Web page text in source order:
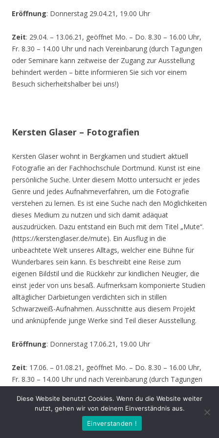
Eröffnung: Donnerstag 29.04.21, 19.00 Uhr
Zeit: 29.04. – 13.06.21, geöffnet Mo. – Do. 8.30 – 16.00 Uhr,
Fr. 8.30 – 14.00 Uhr und nach Vereinbarung (durch Tagungen
oder Seminare kann zeitweise der Zugang zur Ausstellung
behindert werden – bitte informieren Sie sich vor einem
Besuch sicherheitshalber bei uns!)
Kersten Glaser – Fotografien
Kersten Glaser wohnt in Bergkamen und studiert aktuell
Fotografie an der Fachhochschule Dortmund. Kunst ist eine
persönliche Suche. Unter diesem Motto untersucht er jedes
Genre und jedes Aufnahmeverfahren, um die Fotografie
verstehen zu lernen. Es ist eine Suche nach den Möglichkeiten
dieses Medium zu nutzen und sich damit adäquat
auszudrücken. Dazu entstand ein Buch mit dem Titel „Mute“.
(https://kerstenglaser.de/mute). Ein Ausflug in die
unbeachtete Welt unseres Alltags, welcher eine Bühne für
Wunderbares sein kann. Es beschreibt eine Reise zum
eigenen Bildstil und die Rückkehr zur kindlichen Neugier, die
einst jeder von uns besaß. Aufmerksam komponierte Studien
alltäglicher Darbietungen verdichten sich in stillen
Schwarzweiß-Aufnahmen. Ausschnitte aus diesem Projekt
und anknüpfende junge Werke sind Teil dieser Ausstellung.
Eröffnung: Donnerstag 17.06.21, 19.00 Uhr
Zeit: 17.06. – 01.08.21, geöffnet Mo. – Do. 8.30 – 16.00 Uhr,
Fr. 8.30 – 14.00 Uhr und nach Vereinbarung (durch Tagungen
behindert werden – bitte informieren Sie sich vor einem
Besuch sicherheitshalber bei uns!)
Diese Website benutzt Cookies. Wenn du die Website weiter
nutzt, gehen wir von deinem Einverständnis aus.
Einverstanden !